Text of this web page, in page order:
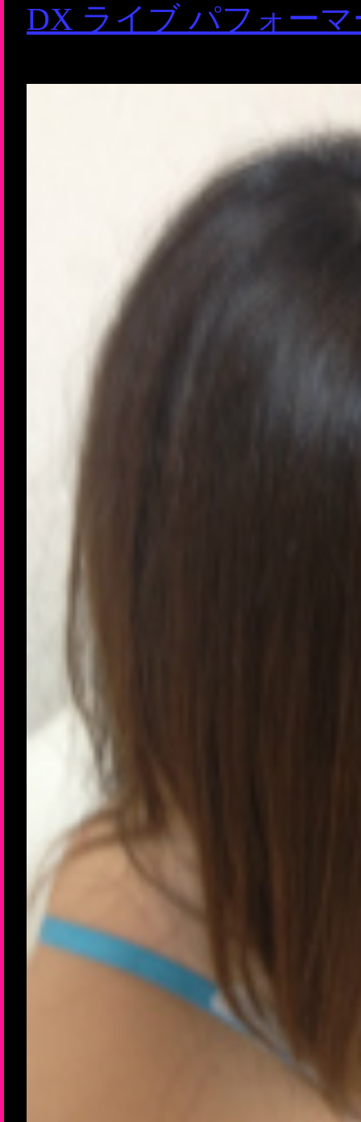
DX ライブ パフォー